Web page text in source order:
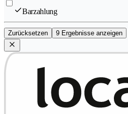
Barzahlung
Zurücksetzen 9 Ergebnisse anzeigen